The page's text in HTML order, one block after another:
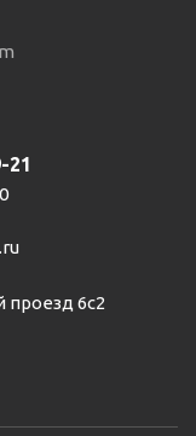
21
проезд 6с2